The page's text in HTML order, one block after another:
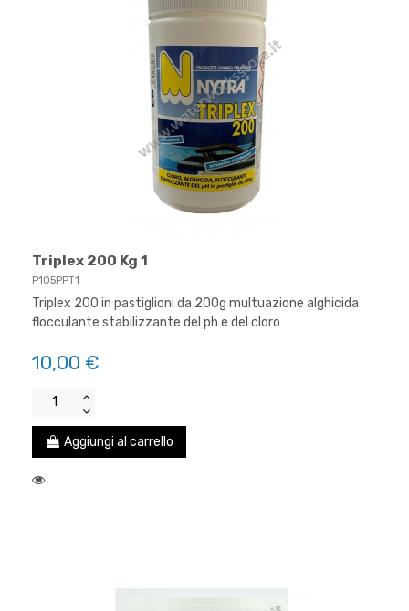
Triplex 200 Kg 1
P105PPT1
Triplex 200 in pastiglioni da 200g multuazione alghicida
flocculante stabilizzante del ph e del cloro
10,00 €
Aggiungi al carrello